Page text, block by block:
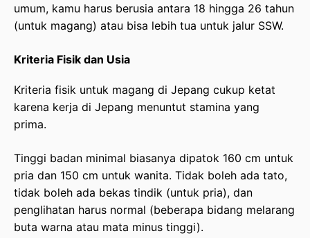
umum, kamu harus berusia antara 18 hingga 26 tahun
(untuk magang) atau bisa lebih tua untuk jalur SSW.
Kriteria Fisik dan Usia
Kriteria fisik untuk magang di Jepang cukup ketat
karena kerja di Jepang menuntut stamina yang
prima.
Tinggi badan minimal biasanya dipatok 160 cm untuk
pria dan 150 cm untuk wanita. Tidak boleh ada tato,
tidak boleh ada bekas tindik (untuk pria), dan
penglihatan harus normal (beberapa bidang melarang
buta warna atau mata minus tinggi).